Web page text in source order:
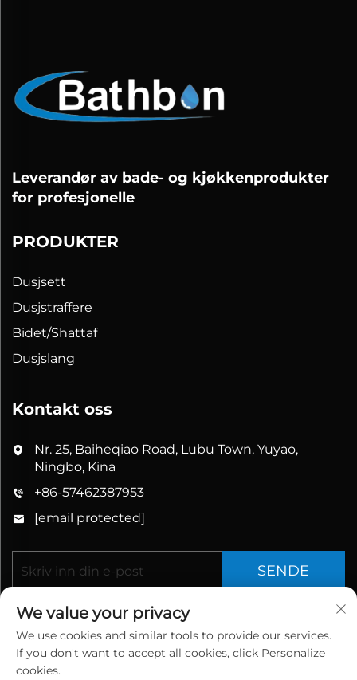
Leverandør av bade- og kjøkkenprodukter
for profesjonelle
PRODUKTER
Dusjsett
Dusjstraffere
Bidet/Shattaf
Dusjslang
Kontakt oss
Nr. 25, Baiheqiao Road, Lubu Town, Yuyao,
Ningbo, Kina
+86-57462387953
[email protected]
SENDE
We value your privacy
We use cookies and similar tools to provide our services.
If you don't want to accept all cookies, click Personalize
cookies.